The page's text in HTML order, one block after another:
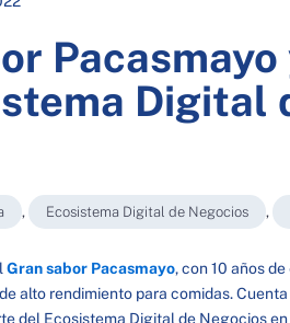
Digital
, Ecosistema Digital de Negocios ,
Gran sabor Pacasmayo, con 10 años
alto rendimiento para comidas.
del Ecosistema Digital de Negocios en